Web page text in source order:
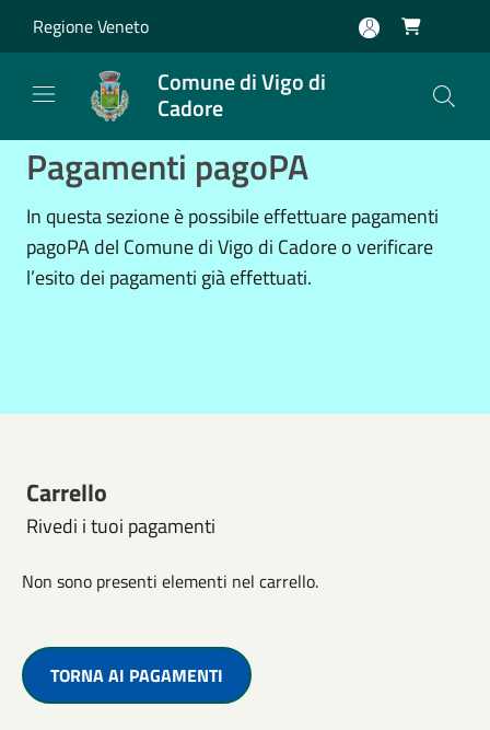
Regione Veneto 
Comune di Vigo di
Cadore
Pagamenti pagoPA
In questa sezione è possibile effettuare pagamenti
pagoPA del Comune di Vigo di Cadore o verificare
l’esito dei pagamenti già effettuati.
Carrello
Rivedi i tuoi pagamenti
Non sono presenti elementi nel carrello.
TORNA AI PAGAMENTI